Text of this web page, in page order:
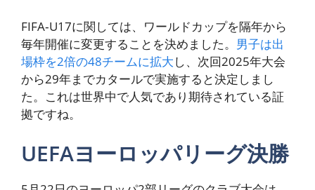
FIFA‐U17に関しては、ワールドカップを隔年から
毎年開催に変更することを決めました。 男子は出
場枠を2倍の48チームに拡大し、次回2025年大会
から29年までカタールで実施すると決定しまし
た。これは世界中で人気であり期待されている証
拠ですね。
UEFAヨーロッパリーグ決勝